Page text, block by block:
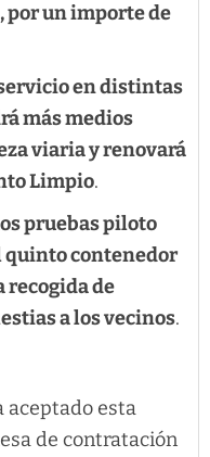
un importe de
en distintas
más medios
viaria y renovará
Limpio.
pruebas piloto
quinto contenedor
recogida de
a los vecinos.
aceptado esta
de contratación